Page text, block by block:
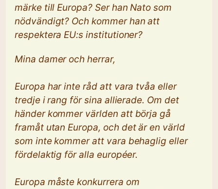
märke till Europa? Ser han Nato som
nödvändigt? Och kommer han att
respektera EU:s institutioner?
Mina damer och herrar,
Europa har inte råd att vara tvåa eller
tredje i rang för sina allierade. Om det
händer kommer världen att börja gå
framåt utan Europa, och det är en värld
som inte kommer att vara behaglig eller
fördelaktig för alla européer.
Europa måste konkurrera om